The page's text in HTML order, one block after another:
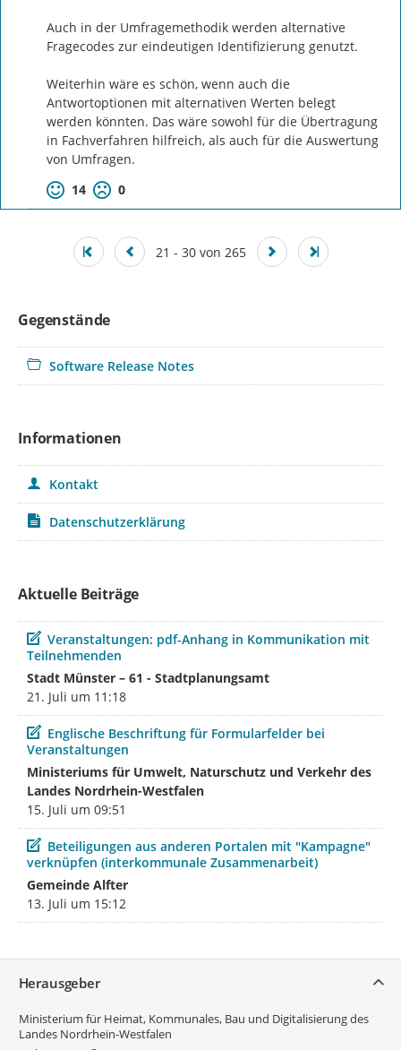
Auch in der Umfragemethodik werden alternative
Fragecodes zur eindeutigen Identifizierung genutzt.
Weiterhin wäre es schön, wenn auch die
Antwortoptionen mit alternativen Werten belegt
werden könnten. Das wäre sowohl für die Übertragung
in Fachverfahren hilfreich, als auch für die Auswertung
von Umfragen.
14
0
21 - 30 von 265
Gegenstände
Software Release Notes
Informationen
Kontakt
Datenschutzerklärung
Aktuelle Beiträge
Beitrag
Veranstaltungen: pdf-Anhang in Kommunikation mit
Teilnehmenden
Stadt Münster – 61 - Stadtplanungsamt
21. Juli um 11:18
Beitrag
Englische Beschriftung für Formularfelder bei
Veranstaltungen
Ministeriums für Umwelt, Naturschutz und Verkehr des
Landes Nordrhein-Westfalen
15. Juli um 09:51
Beitrag
Beteiligungen aus anderen Portalen mit "Kampagne"
verknüpfen (interkommunale Zusammenarbeit)
Gemeinde Alfter
13. Juli um 15:12
Herausgeber
Ministerium für Heimat, Kommunales, Bau und Digitalisierung des
Landes Nordrhein-Westfalen